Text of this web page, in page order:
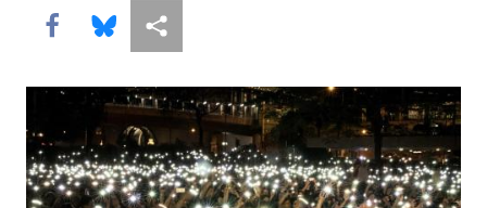
Share this via Facebook
Share this via Bluesky
More sharing options